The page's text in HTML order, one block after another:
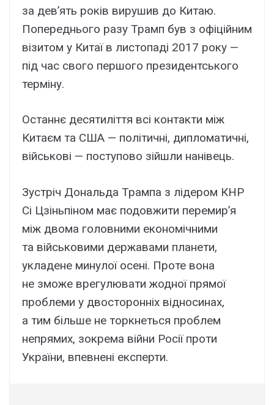
за дев’ять років вирушив до Китаю.
Попереднього разу Трамп був з офіційним
візитом у Китаї в листопаді 2017 року —
під час свого першого президентського
терміну.
Останнє десятиліття всі контакти між
Китаєм та США — політичні, дипломатичні,
військові — поступово зійшли нанівець.
Зустріч Дональда Трампа з лідером КНР
Сі Цзіньпіном має подовжити перемир’я
між двома головними економічними
та військовими державами планети,
укладене минулої осені. Проте вона
не зможе врегулювати жодної прямої
проблеми у двосторонніх відносинах,
а тим більше не торкнеться проблем
непрямих, зокрема війни Росії проти
України, впевнені експерти.